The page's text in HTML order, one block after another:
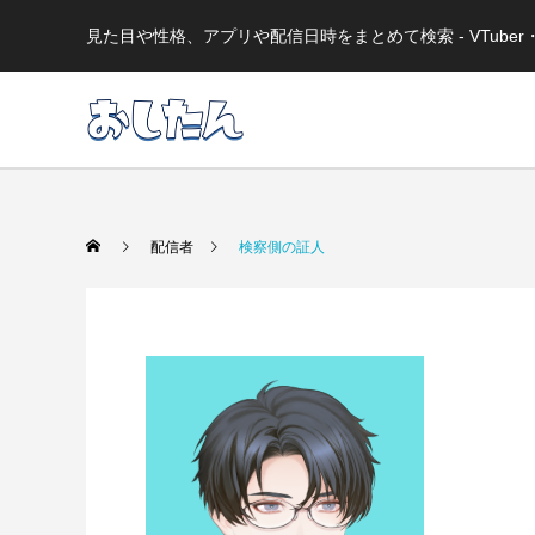
見た目や性格、アプリや配信日時をまとめて検索 -
配信者 検察側の証人